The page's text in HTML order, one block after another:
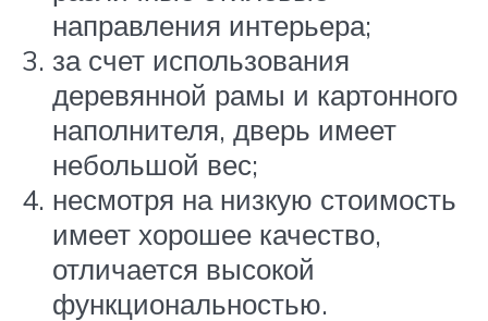
направления интерьера;
за счет использования
деревянной рамы и картонного
наполнителя, дверь имеет
небольшой вес;
несмотря на низкую стоимость
имеет хорошее качество,
отличается высокой
функциональностью.